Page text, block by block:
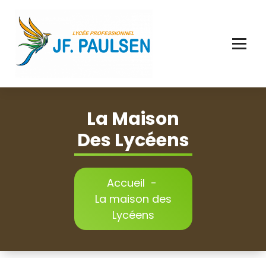
contenu
La Maison
Des Lycéens
Accueil -
La maison des
Lycéens